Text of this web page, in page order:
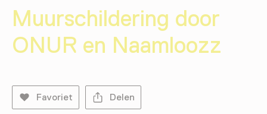
Muurschildering door
ONUR en Naamloozz
Favoriet Delen